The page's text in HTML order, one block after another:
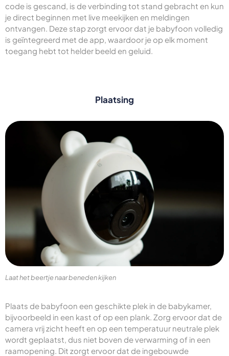
code is gescand, is de verbinding tot stand gebracht en kun
je direct beginnen met live meekijken en meldingen
ontvangen. Deze stap zorgt ervoor dat je babyfoon volledig
is geïntegreerd met de app, waardoor je op elk moment
toegang hebt tot helder beeld en geluid.
Plaatsing
Laat het beertje naar beneden kijken
Plaats de babyfoon een geschikte plek in de babykamer,
bijvoorbeeld in een kast of op een plank. Zorg ervoor dat de
camera vrij zicht heeft en op een temperatuur neutrale plek
wordt geplaatst, dus niet boven de verwarming of in een
raamopening. Dit zorgt ervoor dat de ingebouwde